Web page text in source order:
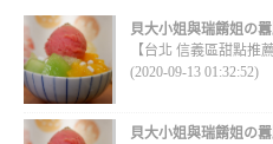
貝大小姐與瑞餚姐の
【台北 信義區甜點推
(2020-09-13 01:32:52)
貝大小姐與瑞餚姐の